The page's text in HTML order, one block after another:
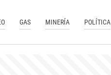
GAS MINERÍA POLÍTICA